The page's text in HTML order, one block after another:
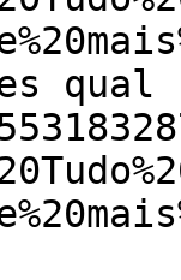
qual